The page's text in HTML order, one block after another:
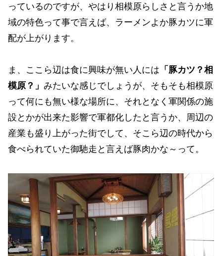
っているのですが、やはり相模原らしさと言うか地
域の特色って事で言えば、ラーメンよか豚カツに軍
配が上がります。
ま、ここら辺は食に興味が無い人には 「豚カツ？相
模原？」 みたいな感じでしょうが、そもそも相模原
って何にも無い様な場所に、それとなく軍関係の施
設とかが出来た影響で軍都化したと言うか、周辺の
産業も盛り上がった街でして、そこら辺の時代から
食べられていた御馳走と言えば豚肉かな～って。